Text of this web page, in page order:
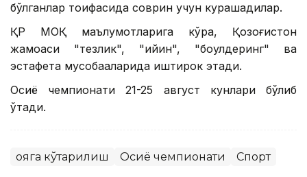
бўлганлар тоифасида соврин учун курашадилар.
ҚР МОҚ маълумотларига кўра, Қозоғистон
жамоаси "тезлик", "қийин", "боулдеринг" ва
эстафета мусобақаларида иштирок этади.
Осиё чемпионати 21-25 август кунлари бўлиб
ўтади.
Қояга кўтарилиш Осиё чемпионати Спорт